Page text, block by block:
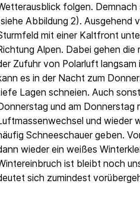
folgen.
Abbildung 2). Ausgehend
mit einer Kaltfront
Alpen. Dabei gehen
Zufuhr von Polarluft langsam
es in der Nacht zum
Lagen schneien. Auch
und am
und wieder
Schneeschauer geben.
wieder ein weißes
ist bleibt noch
sich zumindest